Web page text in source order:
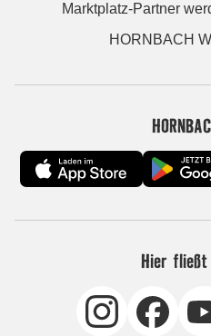
Marktplatz-Partner
HORNBACH
Hier